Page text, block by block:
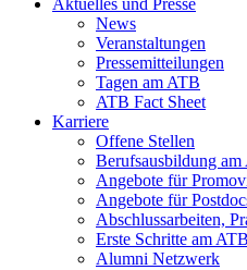
Aktuelles und Presse
News
Veranstaltungen
Pressemitteilungen
Tagen am ATB
ATB Fact Sheet
Karriere
Offene Stellen
Berufsausbildung am
Angebote für
Angebote für
Abschlussarbeiten,
Erste Schritte am ATB
Alumni Netzwerk